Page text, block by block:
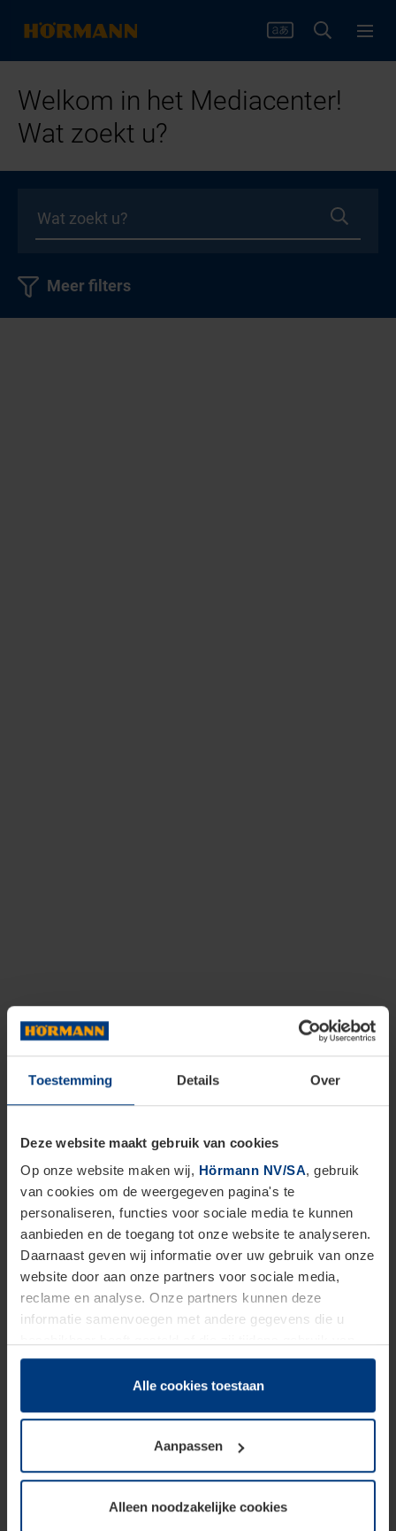
Toestemming Details Over
Deze website maakt gebruik van cookies
Op onze website maken wij, Hörmann NV/SA, gebruik
van cookies om de weergegeven pagina's te
personaliseren, functies voor sociale media te kunnen
aanbieden en de toegang tot onze website te analyseren.
Daarnaast geven wij informatie over uw gebruik van onze
website door aan onze partners voor sociale media,
reclame en analyse. Onze partners kunnen deze
informatie samenvoegen met andere gegevens die u
hun diensten hebben verzameld.
Juridisch hebben wij het recht om cookies op uw
van deze pagina's absoluut vereist is. Voor alle andere
soorten cookies is uw toestemming benodigd. Uw
toestemming kunt u op elk moment bij de uitleg van de
wijzigen of herroepen.
Alle cookies toestaan
Aanpassen
Alleen noodzakelijke cookies
Welkom in het Mediacenter!
Wat zoekt u?
Meer filters